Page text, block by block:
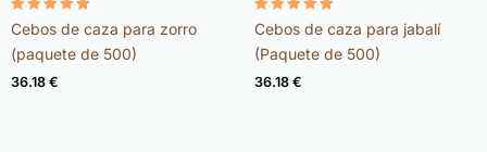
Valorado
con
4.98
de 5
Cebos de caza para zorro
(paquete de 500)
36.18 €
Valorado
con
4.92
de 5
Cebos de caza para jabalí
(Paquete de 500)
36.18 €